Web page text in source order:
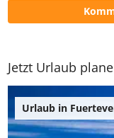
Jetzt Urlaub
Urlaub in